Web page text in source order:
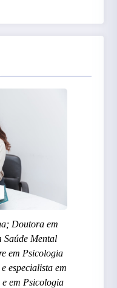
Doutora em
Saúde Mental
em Psicologia
especialista em
em Psicologia